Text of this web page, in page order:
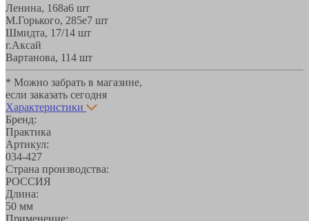
Ленина, 168а6 шт
М.Горького, 285е7 шт
Шмидта, 17/14 шт
г.Аксай
Вартанова, 114 шт
* Можно забрать в магазине,
если заказать сегодня
Характеристики
Бренд:
Практика
Артикул:
034-427
Страна производства:
РОССИЯ
Длина:
50 мм
Применение: